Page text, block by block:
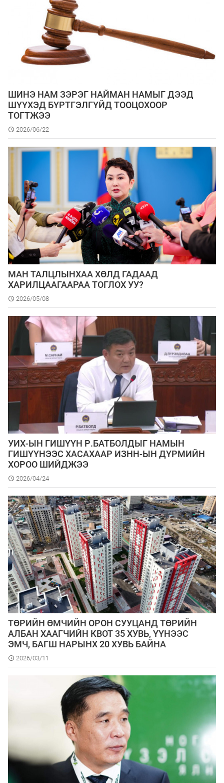
ШИНЭ НАМ ЗЭРЭГ НАЙМАН НАМЫГ ДЭЭД
ШҮҮХЭД БҮРТГЭЛГҮЙД ТООЦОХООР
ТОГТЖЭЭ
2026/06/22
МАН ТАЛЦЛЫНХАА ХӨЛД ГАДААД
ХАРИЛЦААГААРАА ТОГЛОХ УУ?
2026/05/08
УИХ-ЫН ГИШҮҮН Р.БАТБОЛДЫГ НАМЫН
ГИШҮҮНЭЭС ХАСАХААР ИЗНН-ЫН ДҮРМИЙН
ХОРОО ШИЙДЖЭЭ
2026/04/24
ТӨРИЙН ӨМЧИЙН ОРОН СУУЦАНД ТӨРИЙН
АЛБАН ХААГЧИЙН КВОТ 35 ХУВЬ, ҮҮНЭЭС
ЭМЧ, БАГШ НАРЫНХ 20 ХУВЬ БАЙНА
2026/03/11